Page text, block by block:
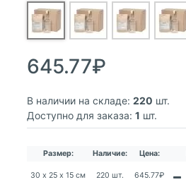
645.77₽
В наличии на складе: 220 шт.
Доступно для заказа: 1 шт.
Размер: Наличие: Цена:
30 х 25 х 15 см 220 шт. 645.77₽